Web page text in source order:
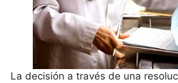
La decisión a través de una